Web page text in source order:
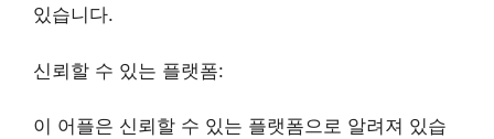
있습니다.
신뢰할 수 있는 플랫폼:
이 어플은 신뢰할 수 있는 플랫폼으로 알려져 있습